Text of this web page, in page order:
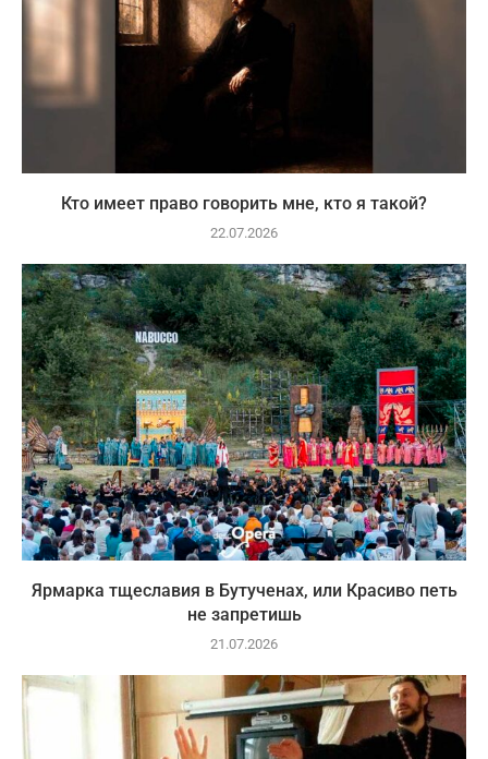
Кто имеет право говорить мне, кто я такой?
22.07.2026
Ярмарка тщеславия в Бутученах, или Красиво петь
не запретишь
21.07.2026